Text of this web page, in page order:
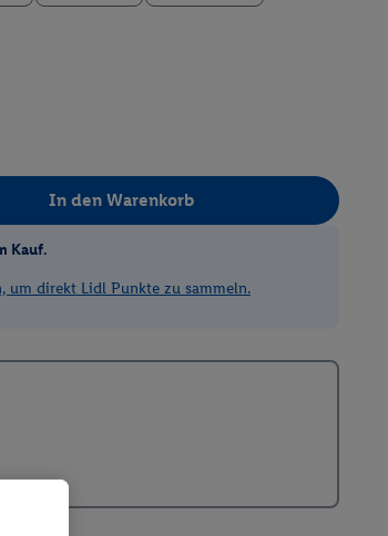
In den Warenkorb
Kauf.
um direkt Lidl Punkte zu sammeln.